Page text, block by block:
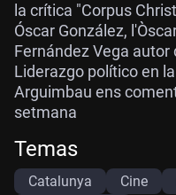
la crítica "Corpus
Óscar González,
Fernández Vega autor
Liderazgo político en
Arguimbau ens
setmana
Temas
Catalunya Cine